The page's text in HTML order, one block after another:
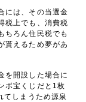
には、その当選金
税上でも、消費税
ちろん住民税でも
貰えるため夢があ
を開設した場合に
ボ宝くじだと1枚
しまうため源泉